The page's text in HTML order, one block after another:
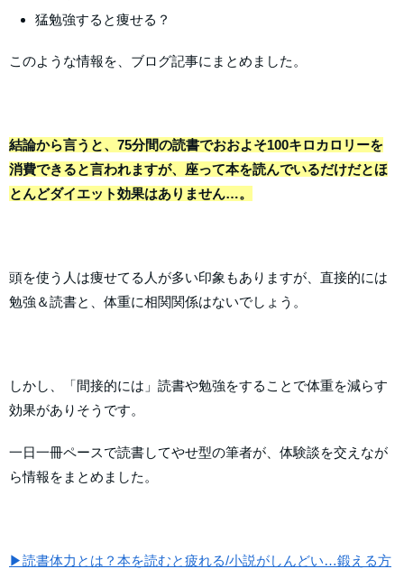
猛勉強すると痩せる？
このような情報を、ブログ記事にまとめました。
結論から言うと、75分間の読書でおおよそ100キロカロリーを
消費できると言われますが、座って本を読んでいるだけだとほ
とんどダイエット効果はありません…。
頭を使う人は痩せてる人が多い印象もありますが、直接的には
勉強＆読書と、体重に相関関係はないでしょう。
しかし、「間接的には」読書や勉強をすることで体重を減らす
効果がありそうです。
一日一冊ペースで読書してやせ型の筆者が、体験談を交えなが
ら情報をまとめました。
▶読書体力とは？本を読むと疲れる/小説がしんどい…鍛える方